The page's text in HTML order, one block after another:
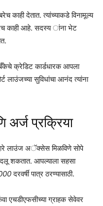
काही देतात. त्यांच्याकडे विनामूल्य
काही आहे. सदस्य ांना भेट
बँकेचे क्रेडिट कार्डधारक आपला
लाउंजच्या सुविधांचा आनंद त्यांना
अर्ज प्रक्रिया
लाउंज अॅक्सेस मिळविणे सोपे
शकतात. आपल्याला सहसा
दरवर्षी पात्र ठरण्यासाठी.
एचडीएफसीच्या ग्राहक सेवेवर